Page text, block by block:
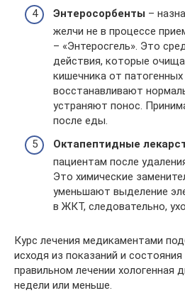
Энтеросорбенты –
желчи не в процессе
– «Энтеросгель». Это
действия, которые
кишечника от патогенных
восстанавливают
устраняют понос.
после еды.
Октапептидные
пациентам после
Это химические
уменьшают выделение
в ЖКТ, следовательно,
Курс лечения медикаментами
исходя из показаний и
правильном лечении хологенная
недели или меньше.